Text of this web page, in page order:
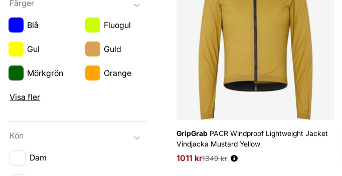
Färger
Blå Fluogul
Gul Guld
Mörkgrön Orange
Visa fler
Kön
Dam
GripGrab PACR Windproof Lightweight Jacket
Vindjacka Mustard Yellow
1011 kr
Ordinarie pris:
1349 kr